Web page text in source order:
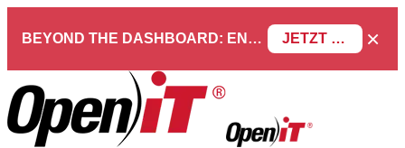
BEYOND THE DASHBOARD: ENGINEERING SOFTWARE IN SERVICENOW WEBINAR JETZT REGISTRIEREN ×